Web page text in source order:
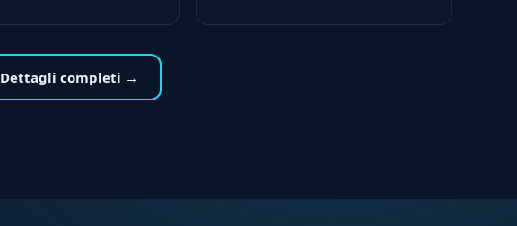
Dettagli completi →